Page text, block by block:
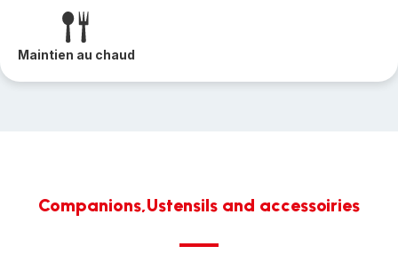
Maintien au chaud
Companions,Ustensils and accessoiries